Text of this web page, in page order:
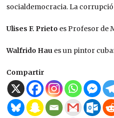
socialdemocracia. La
Ulises F. Prieto es Profesor de
Walfrido Hau es un pintor
Compartir